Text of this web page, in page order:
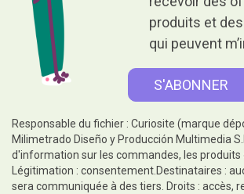
produits et
qui peuvent
Responsable du fichier : Curiosite (marque
Milimetrado Diseño y Producción Multimedia
d'information sur les commandes, les produits
Légitimation : consentement.Destinataires :
sera communiquée à des tiers. Droits : accès,